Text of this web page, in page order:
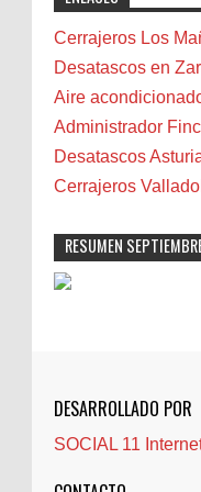
Bilbao
Biota
Camareta
Cáncer
Carmela Sauras
Carnavales
Castellón
Cerrajeros
Cocinas
Comentarios de la
Cerrajeros Los
Desatascos en
Aire
Administrador
Desatascos
Cerrajeros
RESUMEN
DESARROLLADO POR
SOCIAL 11